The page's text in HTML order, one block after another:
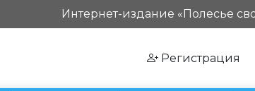
Интернет-издание «Полесье
Регистрация